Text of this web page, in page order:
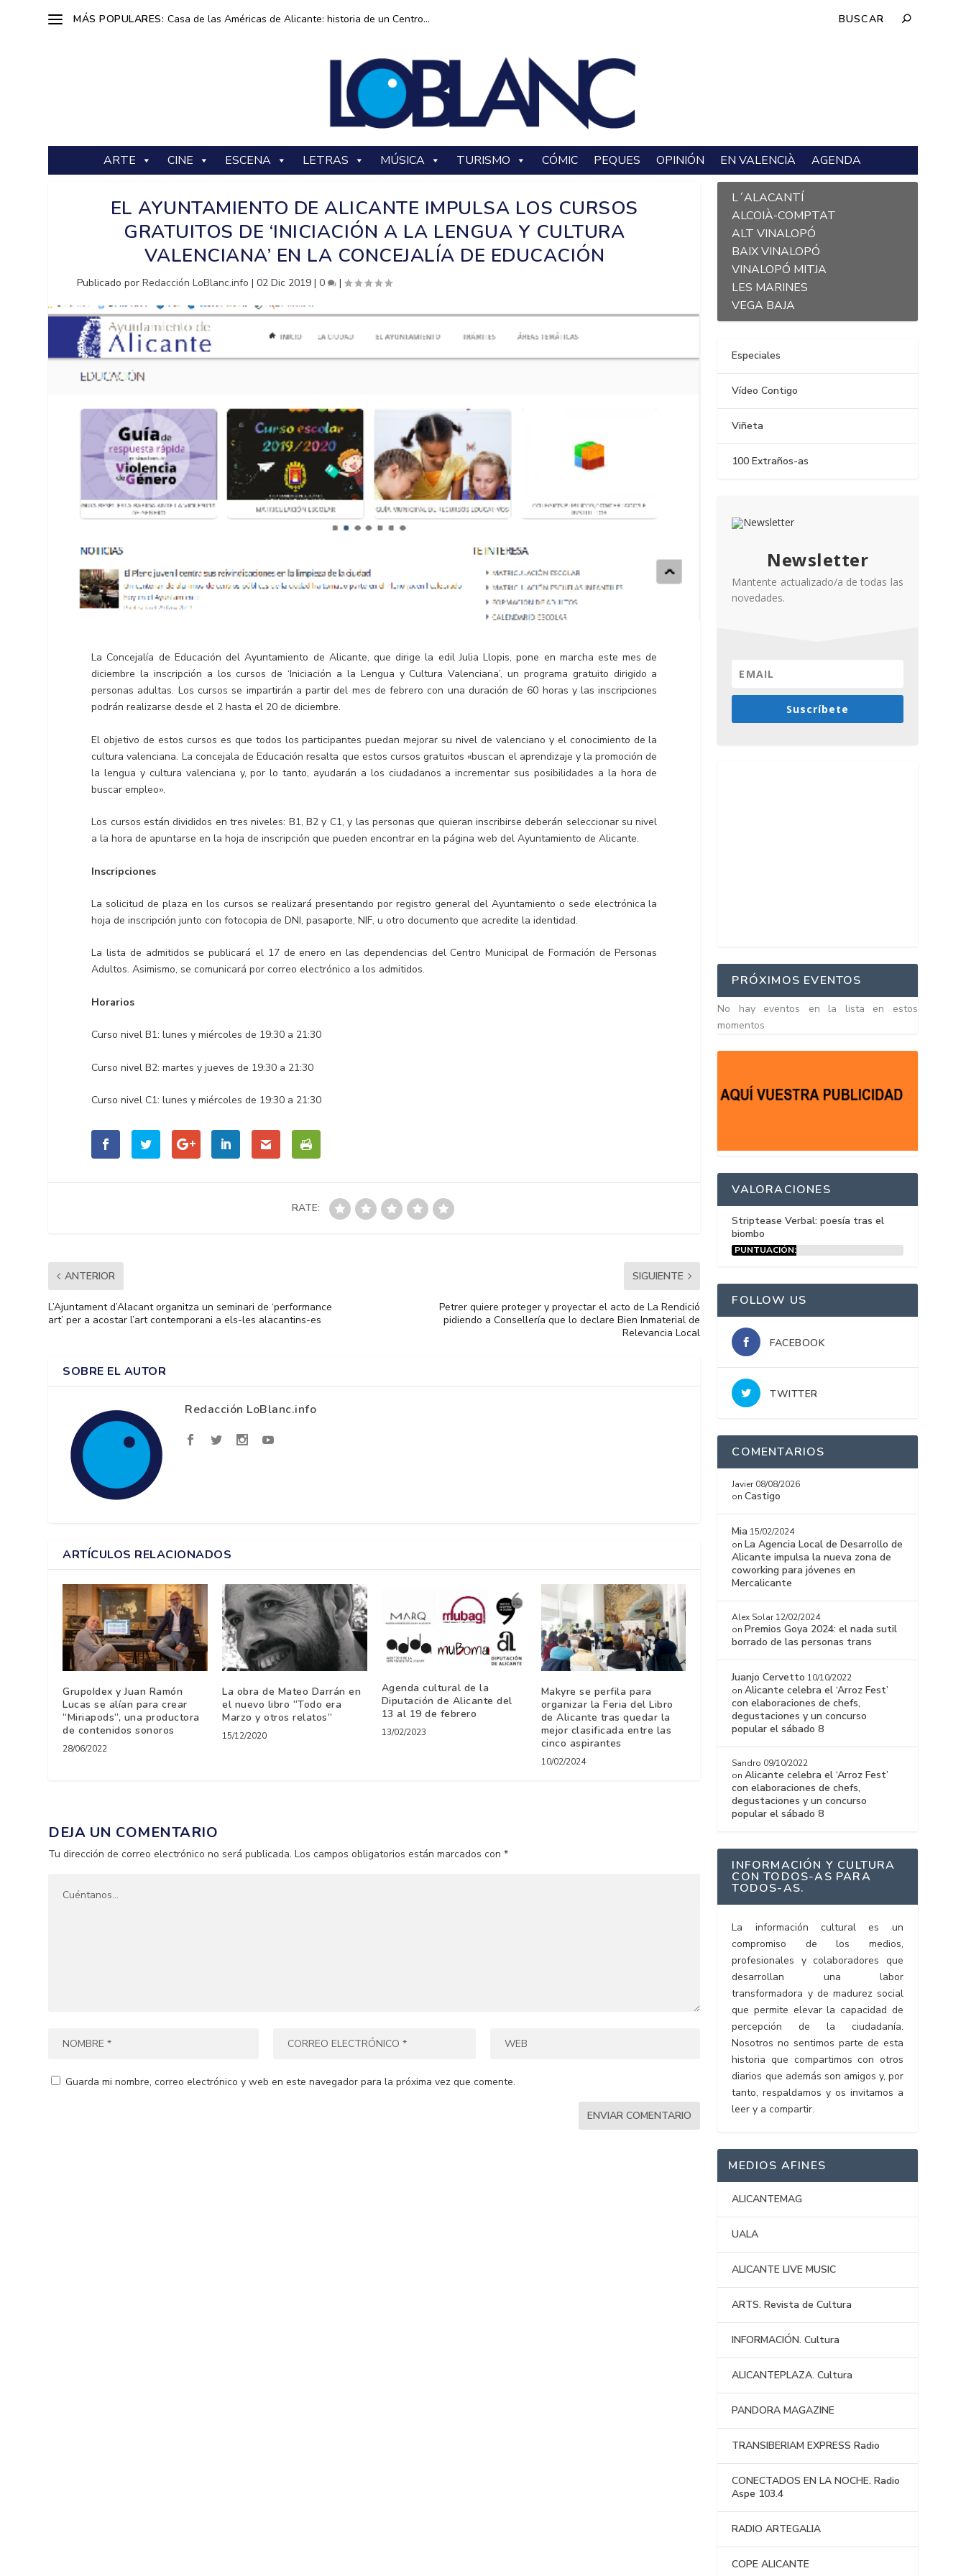
MÁS POPULARES: Casa de las Américas de Alicante: historia de un Centro...
ARTE CINE ESCENA LETRAS MÚSICA TURISMO CÓMIC PEQUES OPINIÓN EN VALENCIÀ AGENDA
EL AYUNTAMIENTO DE ALICANTE IMPULSA LOS CURSOS
GRATUITOS DE ‘INICIACIÓN A LA LENGUA Y CULTURA
VALENCIANA’ EN LA CONCEJALÍA DE EDUCACIÓN
Publicado porRedacción LoBlanc.info |02 Dic 2019 |0 |
La Concejalía de Educación del Ayuntamiento de Alicante, que dirige la edil Julia Llopis, pone en marcha este mes de
diciembre la inscripción a los cursos de ‘Iniciación a la Lengua y Cultura Valenciana’, un programa gratuito dirigido a
personas adultas. Los cursos se impartirán a partir del mes de febrero con una duración de 60 horas y las inscripciones
podrán realizarse desde el 2 hasta el 20 de diciembre.
El objetivo de estos cursos es que todos los participantes puedan mejorar su nivel de valenciano y el conocimiento de la
cultura valenciana. La concejala de Educación resalta que estos cursos gratuitos «buscan el aprendizaje y la promoción de
la lengua y cultura valenciana y, por lo tanto, ayudarán a los ciudadanos a incrementar sus posibilidades a la hora de
buscar empleo».
Los cursos están divididos en tres niveles: B1, B2 y C1, y las personas que quieran inscribirse deberán seleccionar su nivel
a la hora de apuntarse en la hoja de inscripción que pueden encontrar en la página web del Ayuntamiento de Alicante.
Inscripciones
La solicitud de plaza en los cursos se realizará presentando por registro general del Ayuntamiento o sede electrónica la
hoja de inscripción junto con fotocopia de DNI, pasaporte, NIF, u otro documento que acredite la identidad.
La lista de admitidos se publicará el 17 de enero en las dependencias del Centro Municipal de Formación de Personas
Adultos. Asimismo, se comunicará por correo electrónico a los admitidos.
Horarios
Curso nivel B1: lunes y miércoles de 19:30 a 21:30
Curso nivel B2: martes y jueves de 19:30 a 21:30
Curso nivel C1: lunes y miércoles de 19:30 a 21:30
RATE:
ANTERIOR
L’Ajuntament d’Alacant organitza un seminari de ‘performance
art’ per a acostar l’art contemporani a els-les alacantins-es
SIGUIENTE
Petrer quiere proteger y proyectar el acto de La Rendició
pidiendo a Consellería que lo declare Bien Inmaterial de
Relevancia Local
SOBRE EL AUTOR
Redacción LoBlanc.info
ARTÍCULOS RELACIONADOS
GrupoIdex y Juan Ramón
Lucas se alían para crear
“Miriapods”, una productora
de contenidos sonoros
28/06/2022
La obra de Mateo Darrán en
el nuevo libro “Todo era
Marzo y otros relatos”
15/12/2020
Agenda cultural de la
Diputación de Alicante del
13 al 19 de febrero
13/02/2023
Makyre se perfila para
organizar la Feria del Libro
de Alicante tras quedar la
mejor clasificada entre las
cinco aspirantes
10/02/2024
DEJA UN COMENTARIO
Tu dirección de correo electrónico no será publicada. Los campos obligatorios están marcados con*
Guarda mi nombre, correo electrónico y web en este navegador para la próxima vez que comente.
L´ALACANTÍ
ALCOIÀ-COMPTAT
ALT VINALOPÓ
BAIX VINALOPÓ
VINALOPÓ MITJA
LES MARINES
VEGA BAJA
Especiales
Vídeo Contigo
Viñeta
100 Extraños-as
Newsletter
Mantente actualizado/a de todas las
novedades.
Suscríbete
PRÓXIMOS EVENTOS
No hay eventos en la lista en estos
momentos
VALORACIONES
Striptease Verbal: poesía tras el
biombo
PUNTUACIÓN:
FOLLOW US
FACEBOOK
TWITTER
COMENTARIOS
Javier 08/08/2026
onCastigo
Mia 15/02/2024
on La Agencia Local de Desarrollo de
Alicante impulsa la nueva zona de
coworking para jóvenes en
Mercalicante
Alex Solar 12/02/2024
on Premios Goya 2024: el nada sutil
borrado de las personas trans
Juanjo Cervetto 10/10/2022
onAlicante celebra el ‘Arroz Fest’
con elaboraciones de chefs,
degustaciones y un concurso
popular el sábado 8
Sandro 09/10/2022
onAlicante celebra el ‘Arroz Fest’
con elaboraciones de chefs,
degustaciones y un concurso
popular el sábado 8
INFORMACIÓN Y CULTURA
CON TODOS-AS PARA
TODOS-AS.
La información cultural es un
compromiso de los medios,
profesionales y colaboradores que
desarrollan una labor
transformadora y de madurez social
que permite elevar la capacidad de
percepción de la ciudadanía.
Nosotros no sentimos parte de esta
historia que compartimos con otros
diarios que además son amigos y, por
tanto, respaldamos y os invitamos a
leer y a compartir.
MEDIOS AFINES
ALICANTEMAG
UALA
ALICANTE LIVE MUSIC
ARTS. Revista de Cultura
INFORMACIÓN. Cultura
ALICANTEPLAZA. Cultura
PANDORA MAGAZINE
TRANSIBERIAM EXPRESS Radio
CONECTADOS EN LA NOCHE. Radio
Aspe 103.4
RADIO ARTEGALIA
COPE ALICANTE